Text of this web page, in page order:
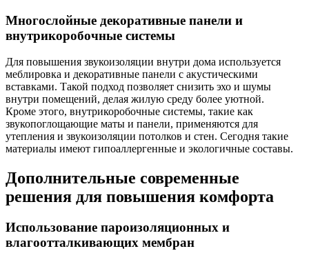
Многослойные декоративные панели и
внутрикоробочные системы
Для повышения звукоизоляции внутри дома используется
меблировка и декоративные панели с акустическими
вставками. Такой подход позволяет снизить эхо и шумы
внутри помещений, делая жилую среду более уютной.
Кроме этого, внутрикоробочные системы, такие как
звукопоглощающие маты и панели, применяются для
утепления и звукоизоляции потолков и стен. Сегодня такие
материалы имеют гипоаллергенные и экологичные составы.
Дополнительные современные
решения для повышения комфорта
Использование пароизоляционных и
влагоотталкивающих мембран